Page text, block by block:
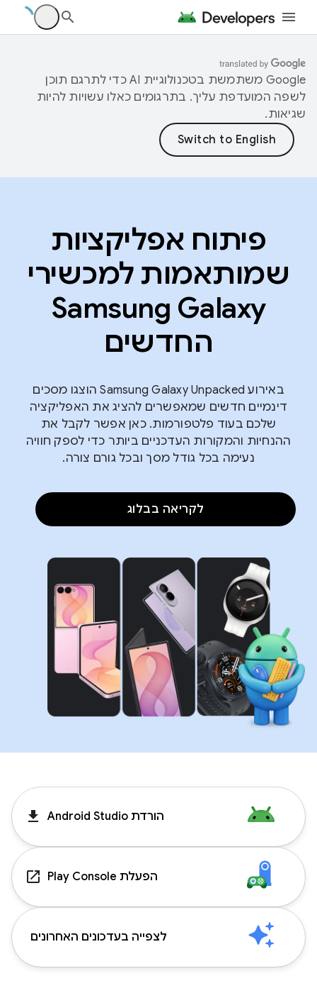
‫Google משתמשת בטכנולוגיית AI כדי לתרגם תוכן
לשפה המועדפת עליך. בתרגומים כאלו עשויות להיות
שגיאות.
פיתוח אפליקציות
שמותאמות למכשירי
Samsung Galaxy
החדשים
באירוע Samsung Galaxy Unpacked הוצגו מסכים
דינמיים חדשים שמאפשרים להציג את האפליקציה
שלכם בעוד פלטפורמות. כאן אפשר לקבל את
ההנחיות והמקורות העדכניים ביותר כדי לספק חוויה
נעימה בכל גודל מסך ובכל גורם צורה.
לקריאה בבלוג
הורדת Android Studio get_app
הפעלת Play Console launch
לצפייה בעדכונים האחרונים